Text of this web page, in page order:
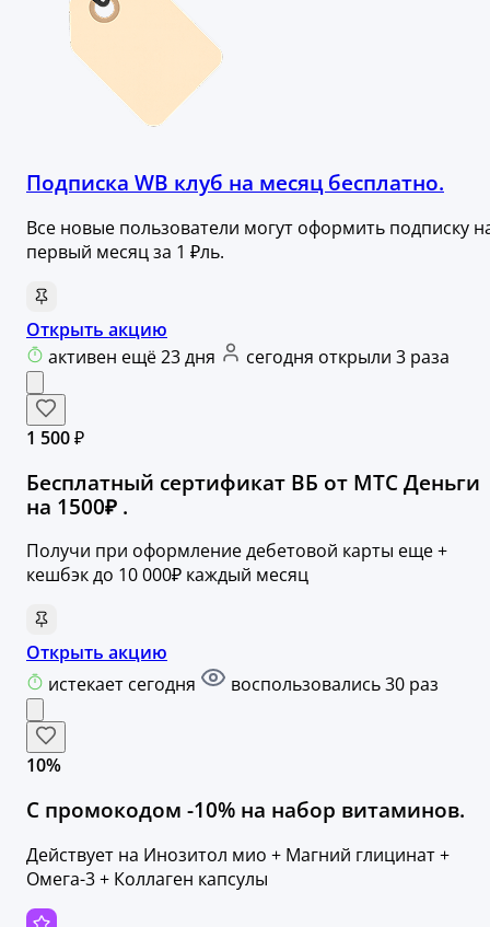
Подписка WB клуб на месяц бесплатно.
Все новые пользователи могут оформить подписку
первый месяц за 1 ₽ль.
Открыть акцию
активен ещё 23 дня
сегодня открыли 3 раза
1 500 ₽
Бесплатный сертификат ВБ от МТС Деньги
на 1500₽ .
Получи при оформление дебетовой карты еще +
кешбэк до 10 000₽ каждый месяц
Открыть акцию
истекает сегодня
воспользовались 30 раз
10%
С промокодом -10% на набор витаминов.
Действует на Инозитол мио + Магний глицинат +
Омега-3 + Коллаген капсулы